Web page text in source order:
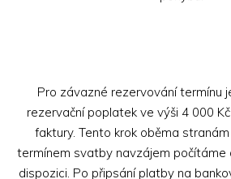
Pro závazné rezervování termínu
rezervační poplatek ve výši 4 000
faktury. Tento krok oběma
termínem svatby navzájem počítáme
dispozici. Po připsání platby na